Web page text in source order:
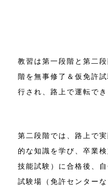
教習は第一段階と第二
階を無事修了＆仮免許
行され、路上で運転で
第二段階では、路上で
的な知識を学び、卒業
技能試験）に合格後、
試験場（免許センター